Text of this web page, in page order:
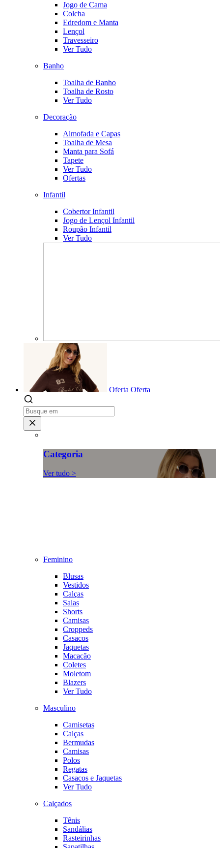
Jogo de Cama
Colcha
Edredom e Manta
Lençol
Travesseiro
Ver Tudo
Banho
Toalha de Banho
Toalha de Rosto
Ver Tudo
Decoração
Almofada e Capas
Toalha de Mesa
Manta para Sofá
Tapete
Ver Tudo
Ofertas
Infantil
Cobertor Infantil
Jogo de Lençol Infantil
Roupão Infantil
Ver Tudo
Oferta Oferta
Categoria
Ver tudo >
Feminino
Blusas
Vestidos
Calças
Saias
Shorts
Camisas
Croppeds
Casacos
Jaquetas
Macacão
Coletes
Moletom
Blazers
Ver Tudo
Masculino
Camisetas
Calças
Bermudas
Camisas
Polos
Regatas
Casacos e Jaquetas
Ver Tudo
Calçados
Tênis
Sandálias
Rasteirinhas